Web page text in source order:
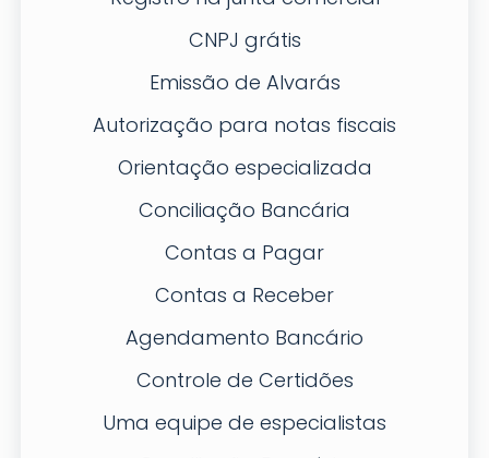
CNPJ grátis
Emissão de Alvarás
Autorização para notas fiscais
Orientação especializada
Conciliação Bancária
Contas a Pagar
Contas a Receber
Agendamento Bancário
Controle de Certidões
Uma equipe de especialistas